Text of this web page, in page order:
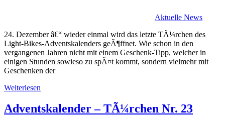
Aktuelle News
24. Dezember â€“ wieder einmal wird das letzte TÃ¼rchen des
Light-Bikes-Adventskalenders geÃ¶ffnet. Wie schon in den
vergangenen Jahren nicht mit einem Geschenk-Tipp, welcher in
einigen Stunden sowieso zu spÃ¤t kommt, sondern vielmehr mit
Geschenken der
Weiterlesen
Adventskalender – TÃ¼rchen Nr. 23